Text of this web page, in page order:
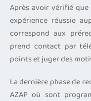
Après avoir vérifié que
expérience réussie
correspond aux
prend contact par
points et juger des
La dernière phase de
AZAP où sont